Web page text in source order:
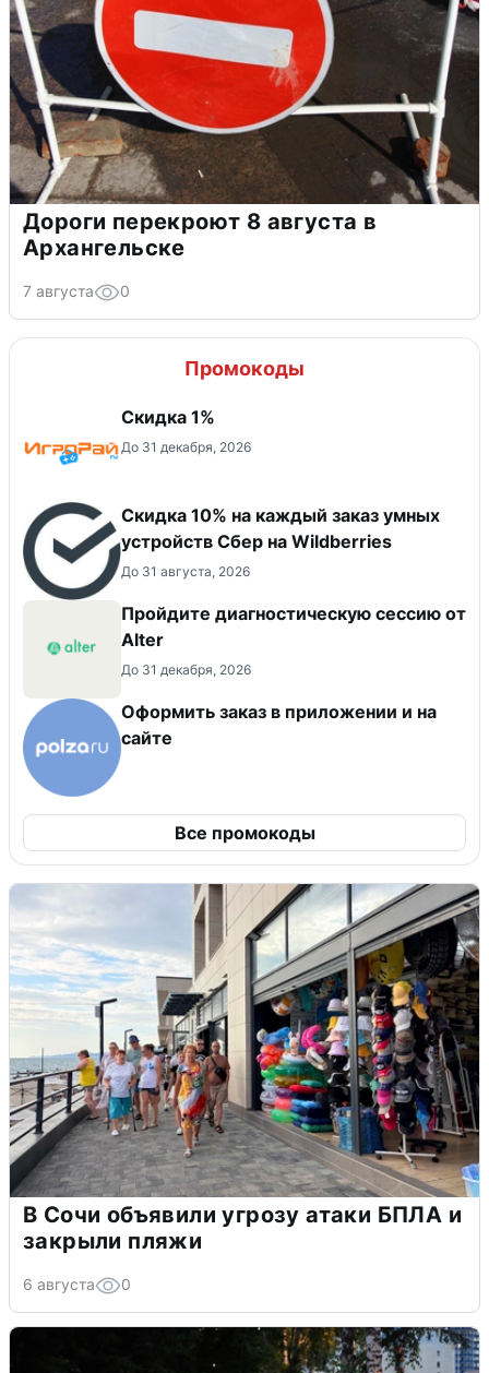
Дороги перекроют 8 августа в
Архангельске
7 августа 0
Промокоды
Скидка 1%
До 31 декабря, 2026
Скидка 10% на каждый заказ умных
устройств Сбер на Wildberries
До 31 августа, 2026
Пройдите диагностическую сессию от
Alter
До 31 декабря, 2026
Оформить заказ в приложении и на
сайте
Все промокоды
В Сочи объявили угрозу атаки БПЛА и
закрыли пляжи
6 августа 0